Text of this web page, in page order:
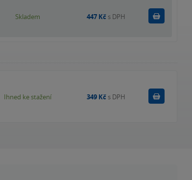
Skladem 447 Kč s DPH
Ihned ke stažení 349 Kč s DPH Koupit